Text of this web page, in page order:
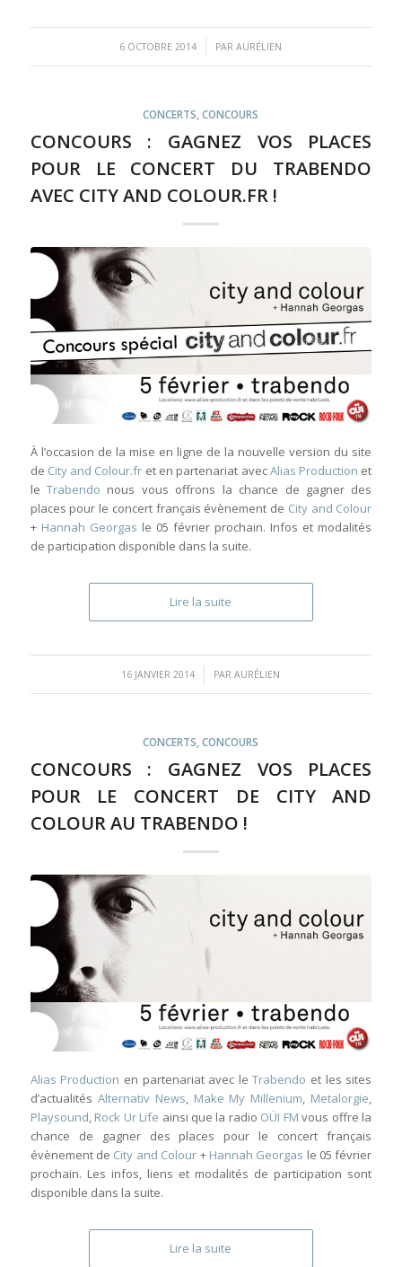
6 OCTOBRE 2014
/ PARAURÉLIEN
CONCERTS ,CONCOURS
CONCOURS : GAGNEZ VOS PLACES
POUR LE CONCERT DU TRABENDO
AVEC CITY AND COLOUR.FR !
À l’occasion de la mise en ligne de la nouvelle version du site
de City and Colour.fr et en partenariat avecAlias Production et
leTrabendo nous vous offrons la chance de gagner des
places pour le concert français évènement de City and Colour
+ Hannah Georgas le 05 février prochain. Infos et modalités
de participation disponible dans la suite.
Lire la suite
16 JANVIER 2014
/ PARAURÉLIEN
CONCERTS ,CONCOURS
CONCOURS : GAGNEZ VOS PLACES
POUR LE CONCERT DE CITY AND
COLOUR AU TRABENDO !
Alias Production en partenariat avec leTrabendo et les sites
d’actualités Alternativ News, Make My Millenium, Metalorgie,
Playsound, Rock Ur Life ainsi que la radio OÜI FM vous offre la
chance de gagner des places pour le concert français
évènement de City and Colour + Hannah Georgas le 05 février
prochain. Les infos, liens et modalités de participation sont
disponible dans la suite.
Lire la suite